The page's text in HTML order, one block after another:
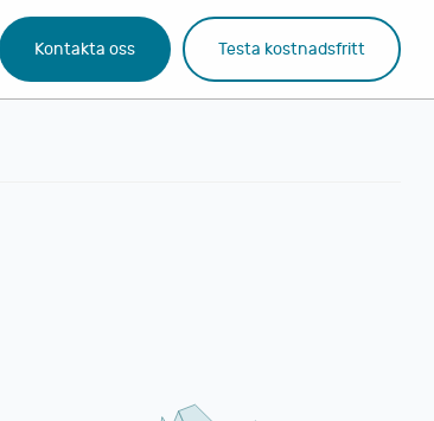
Kontakta oss Testa kostnadsfritt